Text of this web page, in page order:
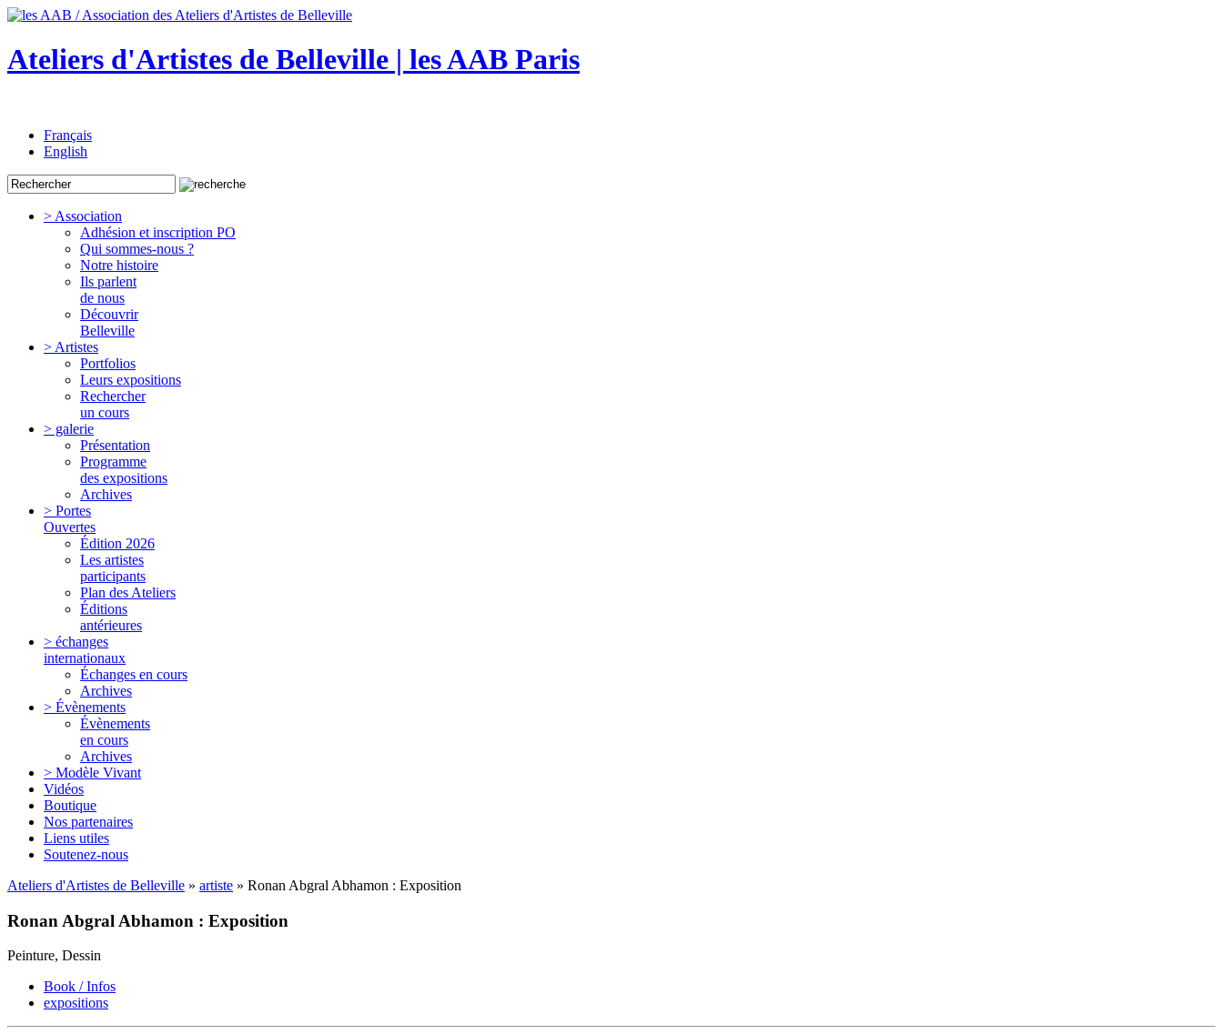
Ateliers d'Artistes de Belleville | les AAB Paris
Français
English
> Association
Adhésion et inscription PO
Qui sommes-nous ?
Notre histoire
Ils parlent
de nous
Découvrir
Belleville
> Artistes
Portfolios
Leurs expositions
Rechercher
un cours
> galerie
Présentation
Programme
des expositions
Archives
> Portes
Ouvertes
Édition 2026
Les artistes
participants
Plan des Ateliers
Éditions
antérieures
> échanges
internationaux
Échanges en cours
Archives
> Évènements
Évènements
en cours
Archives
> Modèle Vivant
Vidéos
Boutique
Nos partenaires
Liens utiles
Soutenez-nous
Ateliers d'Artistes de Belleville » artiste » Ronan Abgral Abhamon : Exposition
Ronan Abgral Abhamon : Exposition
Peinture, Dessin
Book / Infos
expositions